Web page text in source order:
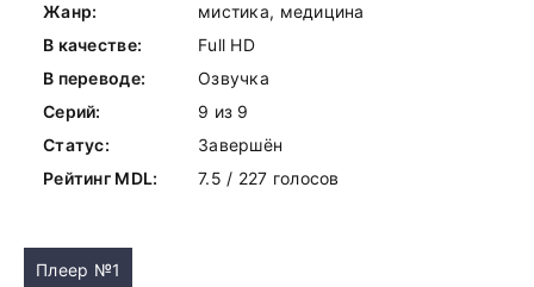
Жанр:
мистика, медицина
В качестве:
Full HD
В переводе:
Озвучка
Серий:
9 из 9
Статус:
Завершён
Рейтинг MDL:
7.5 / 227 голосов
Плеер №1